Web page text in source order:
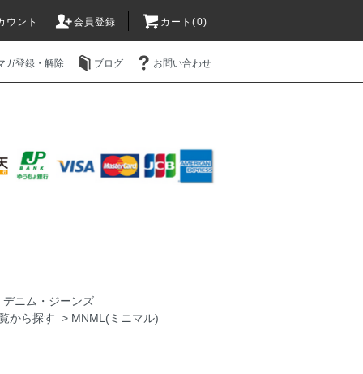
ウント 会員登録 カート(0)
ガ登録・解除 ブログ お問い合わせ
デニム・ジーンズ
から探す > MNML(ミニマル)